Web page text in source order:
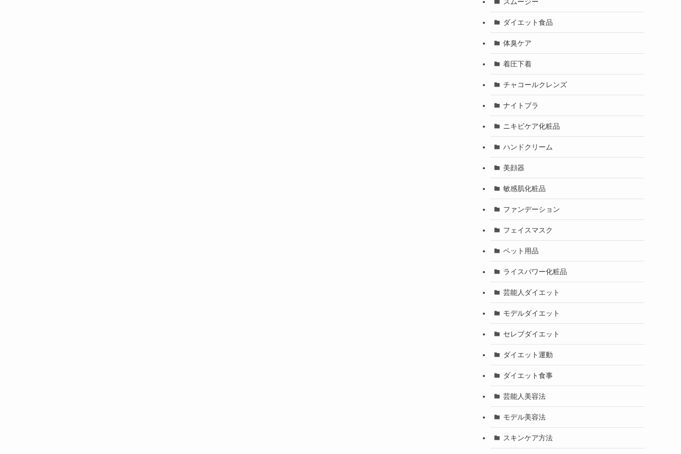
ダイエット食品
体臭ケア
着圧下着
チャコールクレンズ
ナイトブラ
ニキビケア化粧品
ハンドクリーム
美顔器
敏感肌化粧品
ファンデーション
フェイスマスク
ペット用品
ライスパワー化粧品
芸能人ダイエット
モデルダイエット
セレブダイエット
ダイエット運動
ダイエット食事
芸能人美容法
モデル美容法
スキンケア方法